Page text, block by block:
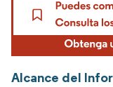
Alcance del